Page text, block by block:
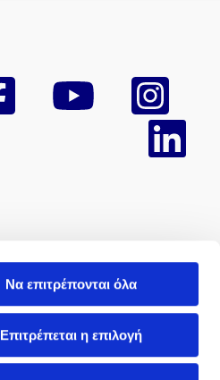
Να επιτρέπονται όλα
Επιτρέπεται η επιλογή